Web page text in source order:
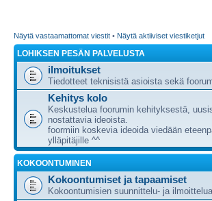
Näytä vastaamattomat viestit • Näytä aktiiviset viestiketjut
LOHIKSEN PESÄN PALVELUSTA
ilmoitukset
Tiedotteet teknisistä asioista sekä
Kehitys kolo
Keskustelua foorumin kehityksestä,
nostattavia ideoista.
foormiin koskevia ideoida viedään
ylläpitäjille ^^
KOKOONTUMINEN
Kokoontumiset ja tapaamiset
Kokoontumisien suunnittelu- ja